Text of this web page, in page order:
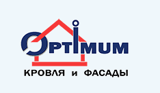
RR
32-
0,5